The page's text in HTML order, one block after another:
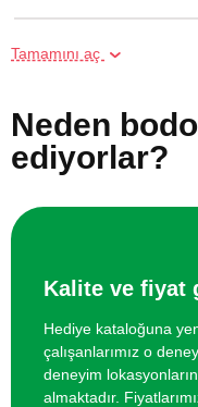
Grup Halinde Yoga Kursu
İki Kişi için Poligonda
İki Kişi için Poligon'da
Arkadaş Grubu için
Kaçış Oyunu
Arkadaş Grubu için VR
Oyunu
Tamamını aç
Neden
ediyorlar?
Kalite ve fiyat
Hediye kataloğuna
çalışanlarımız o
deneyim
almaktadır.